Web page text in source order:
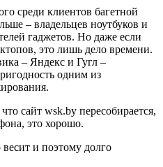
среди клиентов багетной
– владельцев ноутбуков и
гаджетов. Но даже если
это лишь дело времени.
– Яндекс и Гугл –
одним из
сайт wsk.by пересобирается,
это хорошо.
и поэтому долго